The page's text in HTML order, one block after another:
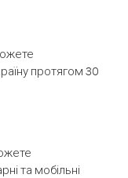
протягом 30
та мобільні